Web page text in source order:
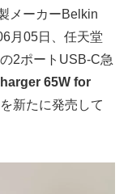
メーカーBelkin
月05日、任天堂
2ポートUSB-C急
65W for
を新たに発売して